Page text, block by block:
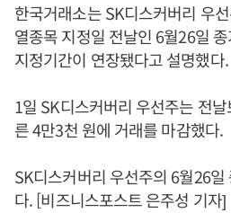
한국거래소는 SK디스커버리 우
열종목 지정일 전날인 6월26일
지정기간이 연장됐다고 설명했다.
1일 SK디스커버리 우선주는 전
른 4만3천 원에 거래를 마감했다.
SK디스커버리 우선주의 6월26
다. [비즈니스포스트 은주성 기자]